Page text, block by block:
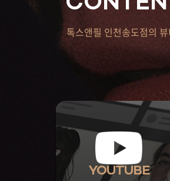
톡스앤필 인천송도점의
YOUTUBE